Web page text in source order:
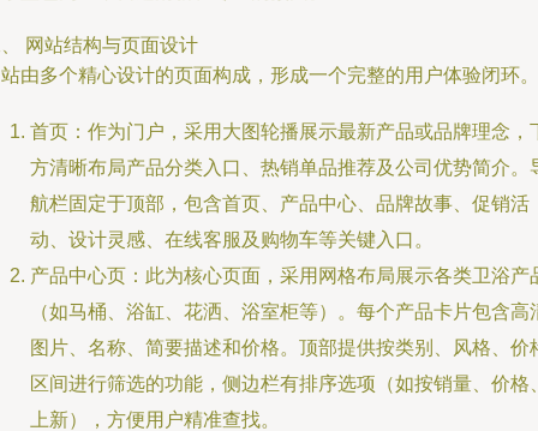
网站结构与页面设计
由多个精心设计的页面构成，形成一个完整的用户体验闭环。
首页：作为门户，采用大图轮播展示最新产品或品牌理念，
方清晰布局产品分类入口、热销单品推荐及公司优势简介。
航栏固定于顶部，包含首页、产品中心、品牌故事、促销活
动、设计灵感、在线客服及购物车等关键入口。
产品中心页：此为核心页面，采用网格布局展示各类卫浴产
（如马桶、浴缸、花洒、浴室柜等）。每个产品卡片包含高
图片、名称、简要描述和价格。顶部提供按类别、风格、价
区间进行筛选的功能，侧边栏有排序选项（如按销量、价格
上新），方便用户精准查找。